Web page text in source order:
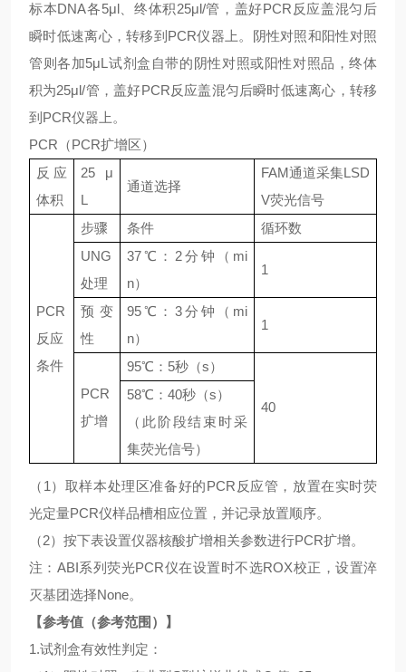
标本DNA各5μl、终体积25μl/管，盖好PCR反应盖混匀后
瞬时低速离心，转移到PCR仪器上。阴性对照和阳性对照
管则各加5μL试剂盒自带的阴性对照或阳性对照品，终体
积为25μl/管，盖好PCR反应盖混匀后瞬时低速离心，转移
到PCR仪器上。
PCR（PCR扩增区）
反应
体积
25 μ
L
通道选择
FAM通道采集LSD
V荧光信号
PCR
反应
条件
步骤 条件
循环数
UNG
处理
37℃：2分钟（mi
n）
1
预变
性
95℃：3分钟（mi
n）
1
PCR
扩增
95℃：5秒（s）
40
58℃：40秒（s）
（此阶段结束时采
集荧光信号）
（ 1）取样本处理区准备好的PCR反应管，放置在实时荧
光定量PCR仪样品槽相应位置，并记录放置顺序。
（2）按下表设置仪器核酸扩增相关参数进行PCR扩增。
注： ABI系列荧光PCR仪在设置时不选ROX校正，设置淬
灭基团选择None。
【参考值（参考范围）】
1.试剂盒有效性判定：